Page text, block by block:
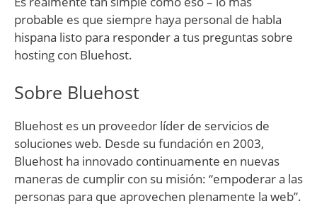
probable es que siempre haya personal de habla
hispana listo para responder a tus preguntas sobre
hosting con Bluehost.
Sobre Bluehost
Bluehost es un proveedor líder de servicios de
soluciones web. Desde su fundación en 2003,
Bluehost ha innovado continuamente en nuevas
maneras de cumplir con su misión: “empoderar a las
personas para que aprovechen plenamente la web”.